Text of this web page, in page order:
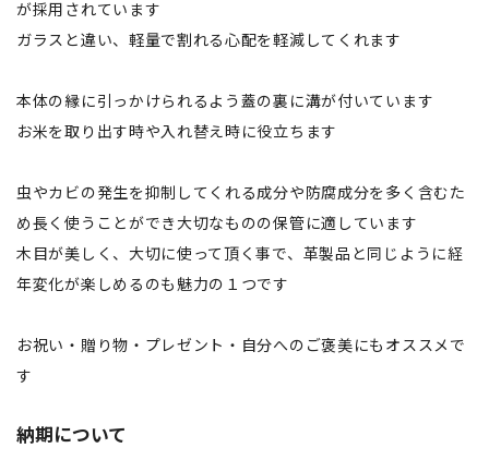
が採用されています
ガラスと違い、軽量で割れる心配を軽減してくれます
本体の縁に引っかけられるよう蓋の裏に溝が付いています
お米を取り出す時や入れ替え時に役立ちます
虫やカビの発生を抑制してくれる成分や防腐成分を多く含むた
め長く使うことができ大切なものの保管に適しています
木目が美しく、大切に使って頂く事で、革製品と同じように経
年変化が楽しめるのも魅力の１つです
お祝い・贈り物・プレゼント・自分へのご褒美にもオススメで
す
納期について